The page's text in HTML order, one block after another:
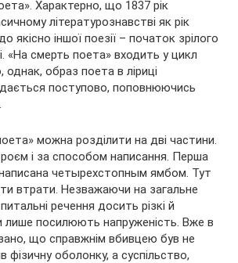
Характерно, що 1837 рік
літературознавстві як рік
якісно іншої поезії – початок зрілого
«На смерть поета» входить у цикл
однак, образ поета в ліриці
поступово, поповнюючись
можна розділити на дві частини.
і за способом написання. Перша
написана четырехстопным ямбом. Тут
втрати. Незважаючи на загальне
речення досить різкі й
лише посилюють напруженість. Вже в
що справжнім вбивцею був не
фізичну оболонку, а суспільство,